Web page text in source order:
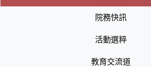
院務快訊
活動選粹
教育交流道